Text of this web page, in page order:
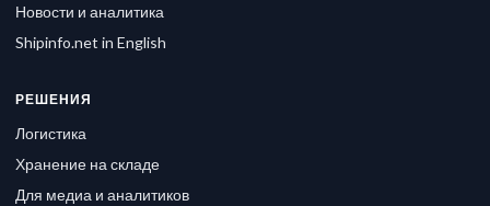
Новости и аналитика
Shipinfo.net in English
РЕШЕНИЯ
Логистика
Хранение на складе
Для медиа и аналитиков